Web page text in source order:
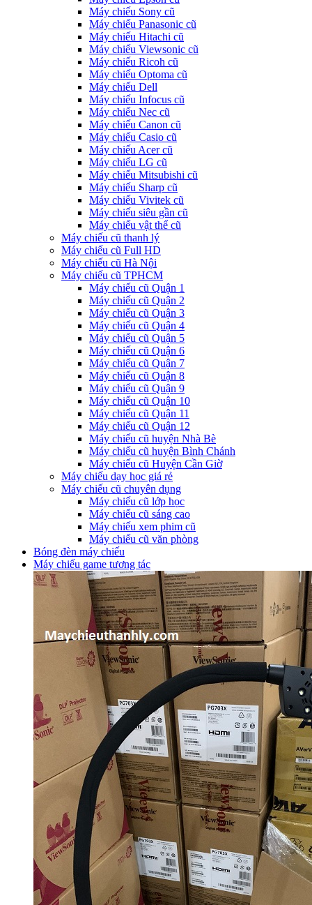
Máy chiếu Sony cũ
Máy chiếu Panasonic cũ
Máy chiếu Hitachi cũ
Máy chiếu Viewsonic cũ
Máy chiếu Ricoh cũ
Máy chiếu Optoma cũ
Máy chiếu Dell
Máy chiếu Infocus cũ
Máy chiếu Nec cũ
Máy chiếu Canon cũ
Máy chiếu Casio cũ
Máy chiếu Acer cũ
Máy chiếu LG cũ
Máy chiếu Mitsubishi cũ
Máy chiếu Sharp cũ
Máy chiếu Vivitek cũ
Máy chiếu siêu gần cũ
Máy chiếu vật thể cũ
Máy chiếu cũ thanh lý
Máy chiếu cũ Full HD
Máy chiếu cũ Hà Nội
Máy chiếu cũ TPHCM
Máy chiếu cũ Quận 1
Máy chiếu cũ Quận 2
Máy chiếu cũ Quận 3
Máy chiếu cũ Quận 4
Máy chiếu cũ Quận 5
Máy chiếu cũ Quận 6
Máy chiếu cũ Quận 7
Máy chiếu cũ Quận 8
Máy chiếu cũ Quận 9
Máy chiếu cũ Quận 10
Máy chiếu cũ Quận 11
Máy chiếu cũ Quận 12
Máy chiếu cũ huyện Nhà Bè
Máy chiếu cũ huyện Bình Chánh
Máy chiếu cũ Huyện Cần Giờ
Máy chiếu dạy học giá rẻ
Máy chiếu cũ chuyên dụng
Máy chiếu cũ lớp học
Máy chiếu cũ sáng cao
Máy chiếu xem phim cũ
Máy chiếu cũ văn phòng
Bóng đèn máy chiếu
Máy chiếu game tương tác